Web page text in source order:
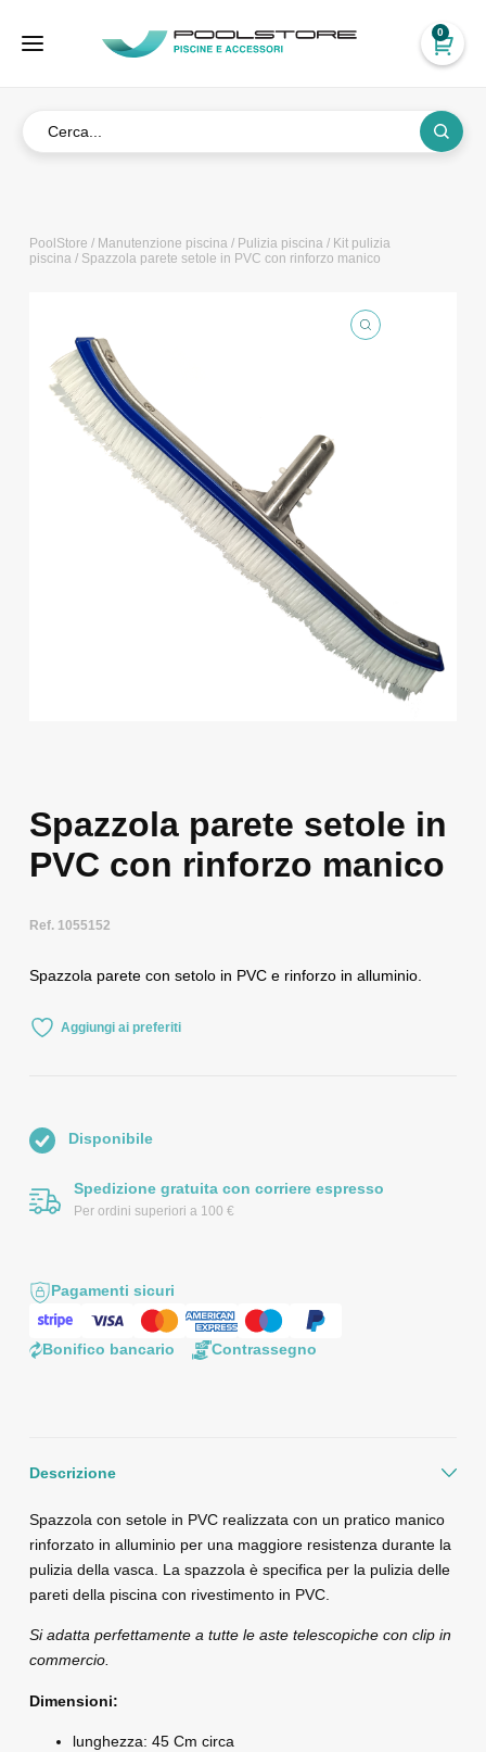
0
PoolStore / Manutenzione piscina/ Pulizia piscina/ Kit pulizia
piscina/ Spazzola parete setole in PVC con rinforzo manico
Spazzola parete setole in
PVC con rinforzo manico
Ref. 1055152
Spazzola parete con setolo in PVC e rinforzo in alluminio.
Aggiungi ai preferiti
Disponibile
Spedizione gratuita con corriere espresso
Per ordini superiori a 100 €
Pagamenti sicuri
Bonifico bancario Contrassegno
Descrizione
Spazzola con setole in PVC realizzata con un pratico manico
rinforzato in alluminio per una maggiore resistenza durante la
pulizia della vasca. La spazzola è specifica per la pulizia delle
pareti della piscina con rivestimento in PVC.
Si adatta perfettamente a tutte le aste telescopiche con clip in
commercio.
Dimensioni:
lunghezza: 45 Cm circa